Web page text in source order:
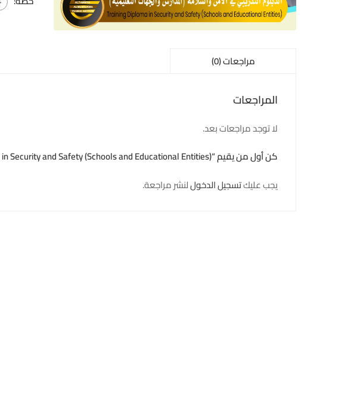
مراجعات (0)
المراجعات
لا توجد مراجعات بعد.
كن أول من يقيم “Training Diploma in Security and Safety (Schools and Educational Entities)”
يجب عليكتسجيل الدخوللنشر مراجعة.